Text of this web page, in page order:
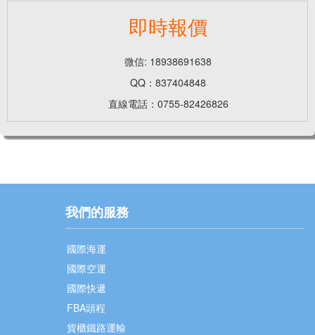
即時報價
微信: 18938691638
QQ：837404848
直線電話：0755-82426826
我們的服務
國際海運
國際空運
國際快遞
FBA頭程
貨櫃鐵路運輸